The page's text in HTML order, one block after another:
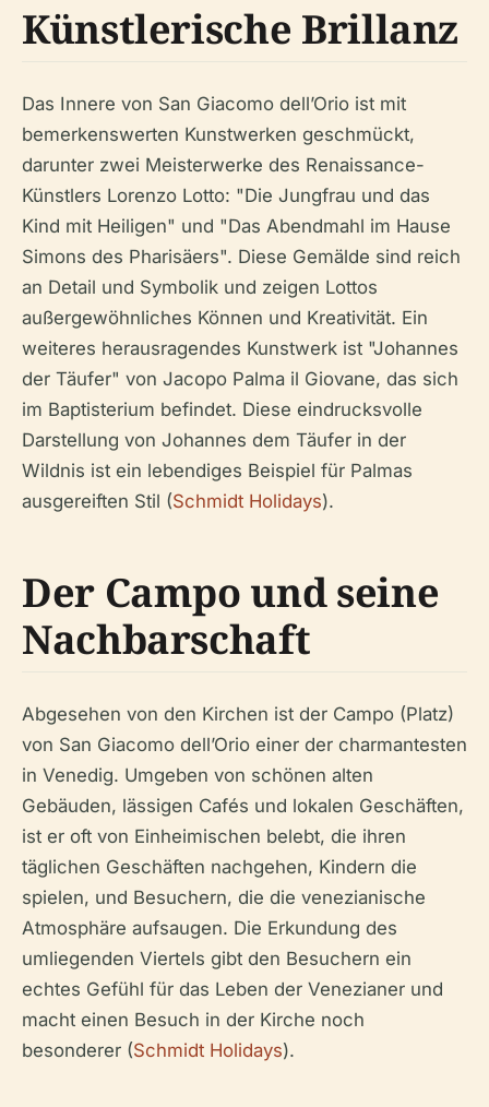
Künstlerische Brillanz
Das Innere von San Giacomo dell’Orio ist mit
bemerkenswerten Kunstwerken geschmückt,
darunter zwei Meisterwerke des Renaissance-
Künstlers Lorenzo Lotto: "Die Jungfrau und das
Kind mit Heiligen" und "Das Abendmahl im Hause
Simons des Pharisäers". Diese Gemälde sind reich
an Detail und Symbolik und zeigen Lottos
außergewöhnliches Können und Kreativität. Ein
weiteres herausragendes Kunstwerk ist "Johannes
der Täufer" von Jacopo Palma il Giovane, das sich
im Baptisterium befindet. Diese eindrucksvolle
Darstellung von Johannes dem Täufer in der
Wildnis ist ein lebendiges Beispiel für Palmas
ausgereiften Stil (Schmidt Holidays).
Der Campo und seine
Nachbarschaft
Abgesehen von den Kirchen ist der Campo (Platz)
von San Giacomo dell’Orio einer der charmantesten
in Venedig. Umgeben von schönen alten
Gebäuden, lässigen Cafés und lokalen Geschäften,
ist er oft von Einheimischen belebt, die ihren
täglichen Geschäften nachgehen, Kindern die
spielen, und Besuchern, die die venezianische
Atmosphäre aufsaugen. Die Erkundung des
umliegenden Viertels gibt den Besuchern ein
echtes Gefühl für das Leben der Venezianer und
macht einen Besuch in der Kirche noch
besonderer (Schmidt Holidays).